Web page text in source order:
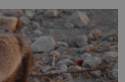
poznáváním památek ve